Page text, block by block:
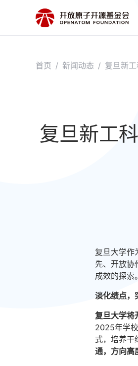
首页 / 新闻动态 / 复旦新
复旦新工
复旦大学作
先、开放协
成效的探索。
淡化绩点，
复旦大学将
2025年学
式，培养干
通，方向高